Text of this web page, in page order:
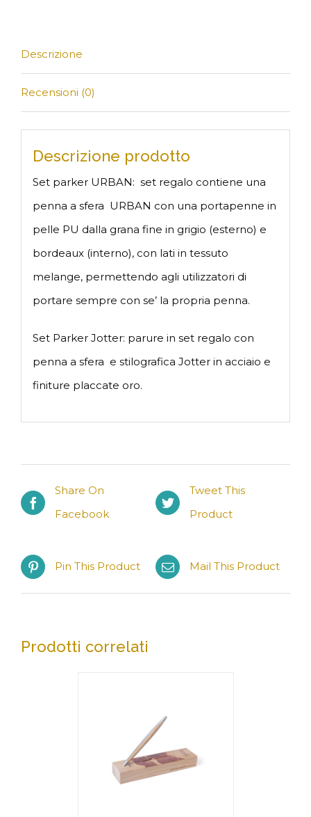
Descrizione
Recensioni (0)
Descrizione prodotto
Set parker URBAN: set regalo contiene una
penna a sfera URBAN con una portapenne in
pelle PU dalla grana fine in grigio (esterno) e
bordeaux (interno), con lati in tessuto
melange, permettendo agli utilizzatori di
portare sempre con se’ la propria penna.
Set Parker Jotter: parure in set regalo con
penna a sfera e stilografica Jotter in acciaio e
finiture placcate oro.
Share On
Facebook
Tweet This
Product
Pin This Product Mail This Product
Prodotti correlati